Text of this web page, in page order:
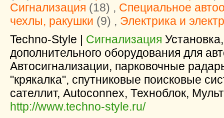
Сигнализация (18) , Специальное
чехлы, ракушки (9) , Электрика и
Techno-Style | Сигнализация
дополнительного оборудования для
Автосигнализации, парковочные
"крякалка", спутниковые поисковые
сателлит, Autoconnex, Техноблок,
http://www.techno-style.ru/